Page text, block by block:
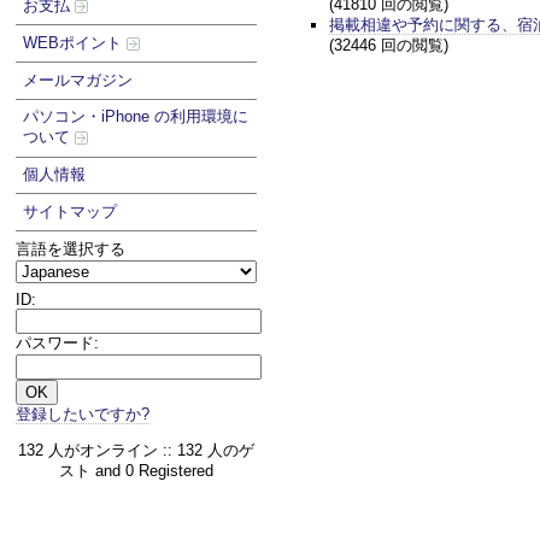
お支払
WEBポイント
メールマガジン
パソコン・iPhone の利用環境に
ついて
個人情報
サイトマップ
言語を選択する
ID:
パスワード:
登録したいですか?
132 人がオンライン :: 132 人のゲ
スト and 0 Registered
(41810 回の閲覧)
掲載相違や予約に関する、宿
(32446 回の閲覧)